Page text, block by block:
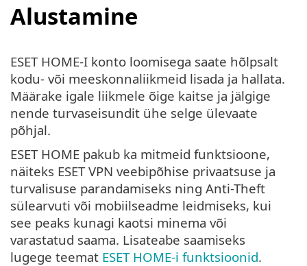
Alustamine
ESET HOME-I konto loomisega saate hõlpsalt
kodu- või meeskonnaliikmeid lisada ja hallata.
Määrake igale liikmele õige kaitse ja jälgige
nende turvaseisundit ühe selge ülevaate
põhjal.
ESET HOME pakub ka mitmeid funktsioone,
näiteks ESET VPN veebipõhise privaatsuse ja
turvalisuse parandamiseks ning Anti-Theft
sülearvuti või mobiilseadme leidmiseks, kui
see peaks kunagi kaotsi minema või
varastatud saama. Lisateabe saamiseks
lugege teemat ESET HOME-i funktsioonid.